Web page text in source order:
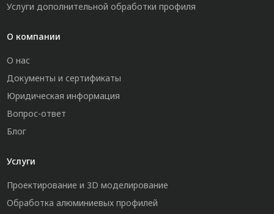
Услуги дополнительной обработки профиля
О компании
О нас
Документы и сертификаты
Юридическая информация
Вопрос-ответ
Блог
Услуги
Проектирование и 3D моделирование
Обработка алюминиевых профилей